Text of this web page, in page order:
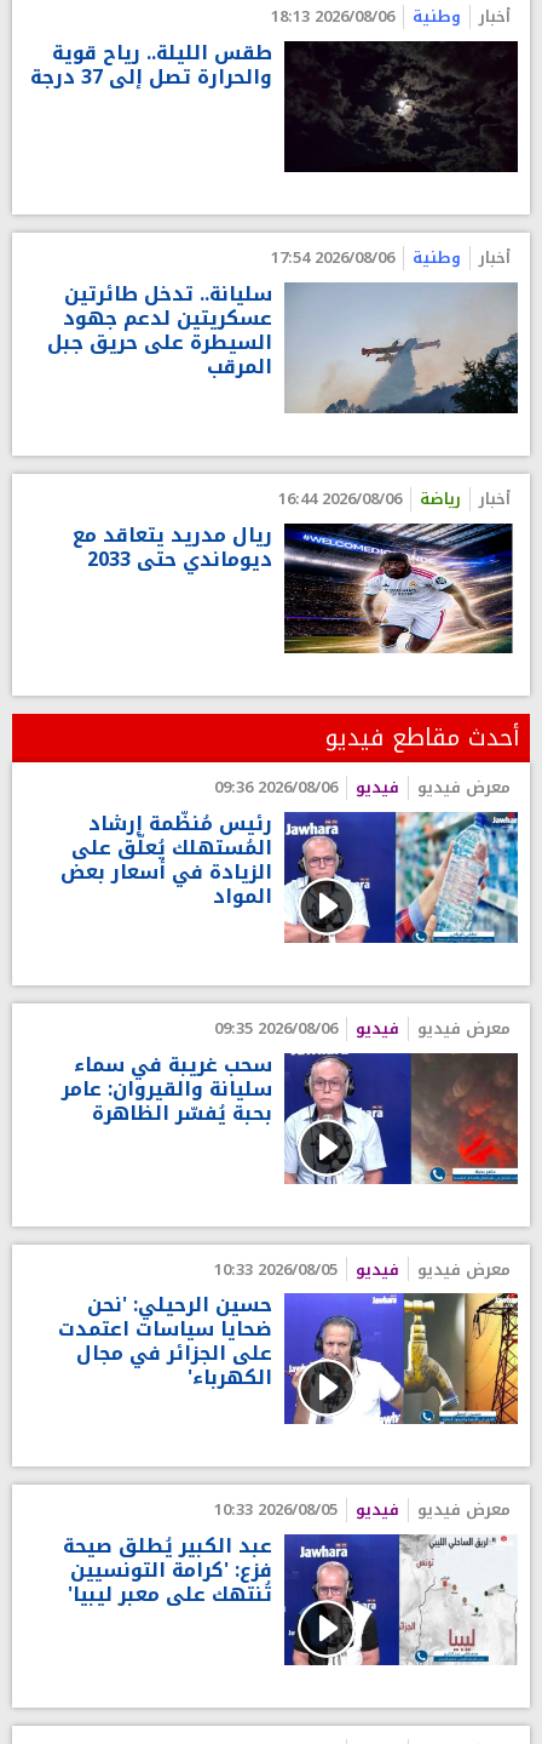
أخبار وطنية 2026/08/06 18:13
طقس الليلة.. رياح قوية
والحرارة تصل إلى 37 درجة
أخبار وطنية 2026/08/06 17:54
سليانة.. تدخل طائرتين
عسكريتين لدعم جهود
السيطرة على حريق جبل
المرقب
أخبار رياضة 2026/08/06 16:44
ريال مدريد يتعاقد مع
ديوماندي حتى 2033
أحدث مقاطع فيديو
معرض فيديو فيديو 2026/08/06 09:36
رئيس مُنظّمة إرشاد
المُستهلك يُعلّق على
الزيادة في أسعار بعض
المواد
معرض فيديو فيديو 2026/08/06 09:35
سحب غريبة في سماء
سليانة والقيروان: عامر
بحبة يُفسّر الظاهرة
معرض فيديو فيديو 2026/08/05 10:33
حسين الرحيلي: 'نحن
ضحايا سياسات اعتمدت
على الجزائر في مجال
الكهرباء'
معرض فيديو فيديو 2026/08/05 10:33
عبد الكبير يُطلق صيحة
فزع: 'كرامة التونسيين
تُنتهك على معبر ليبيا'